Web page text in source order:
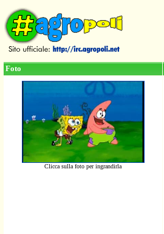
Foto
Clicca sulla foto per ingrandirla